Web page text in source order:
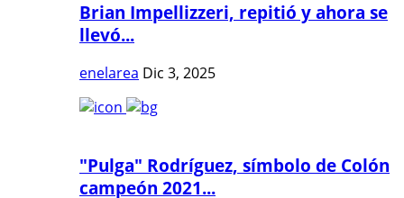
Brian Impellizzeri, repitió y ahora se
llevó...
enelarea Dic 3, 2025
"Pulga" Rodríguez, símbolo de Colón
campeón 2021...